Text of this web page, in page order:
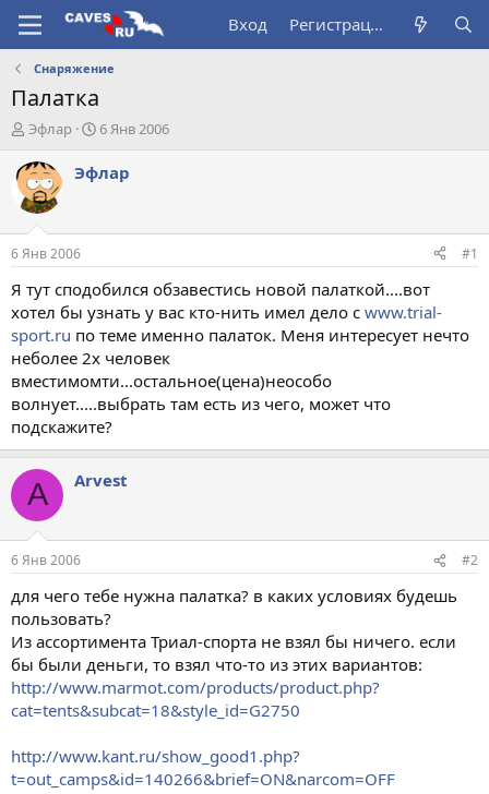
Вход Регистрация
Снаряжение
Палатка
А
т
о
р
т
е
м
ы
Эфлар
Д
т
а
л
6 Янв 2006
Эфлар
6 Янв 2006 #1
Я тут сподобился обзавестись новой палаткой....вот
хотел бы узнать у вас кто-нить имел дело с www.trial-
sport.ru по теме именно палаток. Меня интересует нечто
неболее 2х человек
вместимомти...остальное(цена)неособо
волнует.....выбрать там есть из чего, может что
подскажите?
A Arvest
6 Янв 2006 #2
для чего тебе нужна палатка? в каких условиях будешь
пользовать?
Из ассортимента Триал-спорта не взял бы ничего. если
бы были деньги, то взял что-то из этих вариантов:
http://www.marmot.com/products/product.php?
cat=tents&subcat=18&style_id=G2750
http://www.kant.ru/show_good1.php?
t=out_camps&id=140266&brief=ON&narcom=OFF